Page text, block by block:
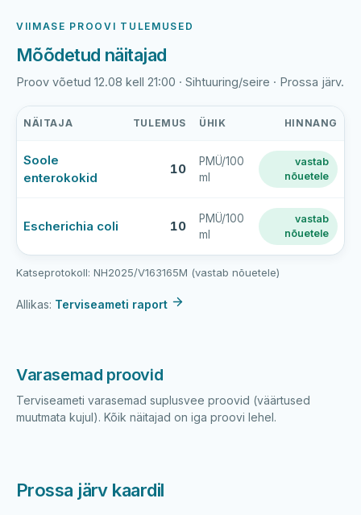
VIIMASE PROOVI TULEMUSED
Mõõdetud näitajad
Proov võetud 12.08 kell 21:00 · Sihtuuring/seire · Prossa järv.
järve
viimase
mõõtmistulemused
NÄITAJA TULEMUS ÜHIK HINNANG
Soole
enterokokid
10
PMÜ/100
ml
vastab
nõuetele
Escherichia coli 10
PMÜ/100
ml
vastab
nõuetele
Katseprotokoll: NH2025/V163165M (vastab nõuetele)
Allikas: Terviseameti raport
Varasemad proovid
Terviseameti varasemad suplusvee proovid (väärtused
muutmata kujul). Kõik näitajad on iga proovi lehel.
Prossa järv kaardil